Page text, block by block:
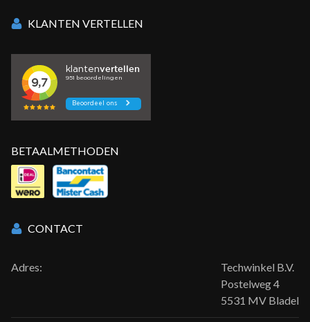
KLANTEN VERTELLEN
BETAALMETHODEN
CONTACT
Adres:
Techwinkel B.V.
Postelweg 4
5531 MV Bladel